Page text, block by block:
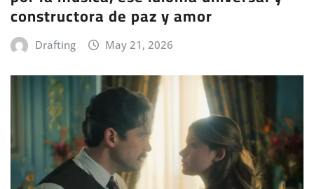
constructora de paz y amor
Drafting May 21, 2026